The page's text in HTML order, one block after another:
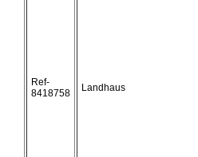
Ref-
8418758
Landhaus